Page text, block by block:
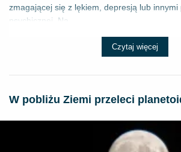
zmagającej się z lękiem, depresją lub
psychicznej. Na...
Czytaj więcej
W pobliżu Ziemi przeleci